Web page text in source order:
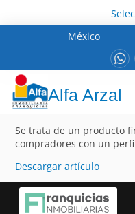
México
Alfa Arzal
Se trata de un producto
compradores con un
Descargar artículo